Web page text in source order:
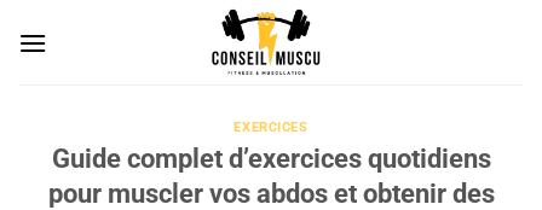
EXERCICES
Guide complet d’exercices quotidiens
pour muscler vos abdos et obtenir des